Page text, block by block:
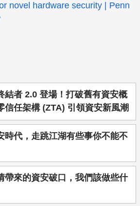
novel hardware security | Penn
結者 2.0 登場！打破舊有資安概
信任架構 (ZTA) 引領資安新風潮
時代，走跳江湖有些事你不能不
帶來的資安破口，我們該做些什